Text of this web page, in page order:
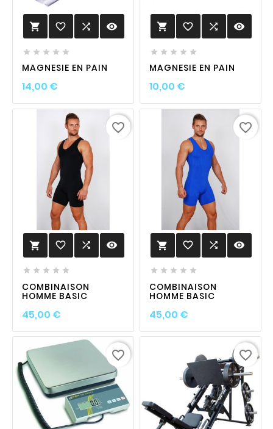
 favorite_border  visibility
    
MAGNESIE EN PAIN
14,00 €Prix
 favorite_border  visibility
    
MAGNESIE EN PAIN
10,00 €Prix
 favorite_border  visibility
    
COMBINAISON
HOMME BASIC
45,00 €Prix
favorite_border
 favorite_border  visibility
    
COMBINAISON
HOMME BASIC
45,00 €Prix
favorite_border
favorite_border favorite_border